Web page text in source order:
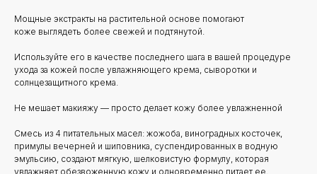
Мощные экстракты на растительной основе помогают
коже выглядеть более свежей и подтянутой.
Используйте его в качестве последнего шага в вашей процедуре
ухода за кожей после увлажняющего крема, сыворотки и
солнцезащитного крема.
Не мешает макияжу — просто делает кожу более увлажненной
Смесь из 4 питательных масел: жожоба, виноградных косточек,
примулы вечерней и шиповника, суспендированных в водную
эмульсию, создают мягкую, шелковистую формулу, которая
увлажняет обезвоженную кожу и одновременно питает ее.